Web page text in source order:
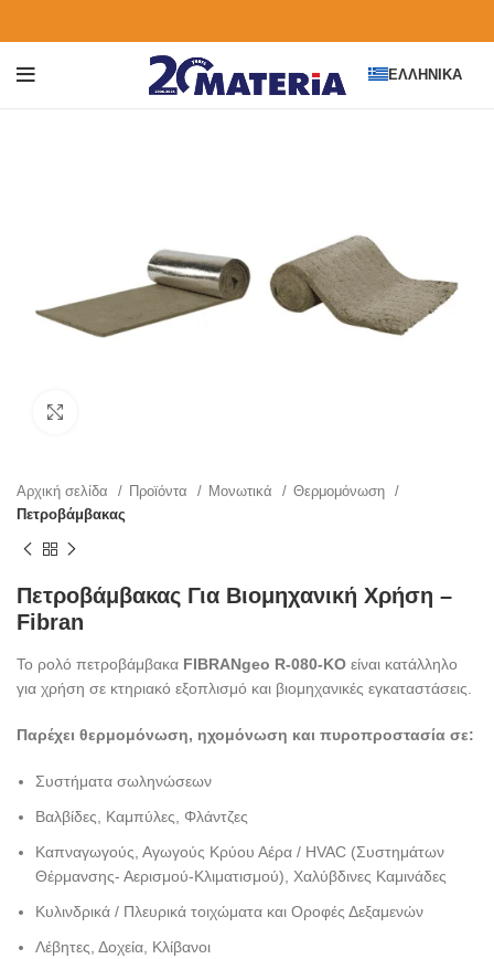
ΕΛΛΗΝΙΚΆ
Αρχική σελίδα Προϊόντα Μονωτικά
Θερμομόνωση
Πετροβάμβακας
Πετροβάμβακας Για Βιομηχανική Χρήση –
Fibran
Το ρολό πετροβάμβακα FIBRANgeo R-080-KO είναι κατάλληλο
για χρήση σε κτηριακό εξοπλισμό και βιομηχανικές εγκαταστάσεις.
Παρέχει θερμομόνωση, ηχομόνωση και πυροπροστασία σε:
Συστήματα σωληνώσεων
Βαλβίδες, Καμπύλες, Φλάντζες
Καπναγωγούς, Αγωγούς Κρύου Αέρα / HVAC (Συστημάτων
Θέρμανσης- Αερισμού-Κλιματισμού), Χαλύβδινες Καμινάδες
Κυλινδρικά / Πλευρικά τοιχώματα και Οροφές Δεξαμενών
Λέβητες, Δοχεία, Κλίβανοι